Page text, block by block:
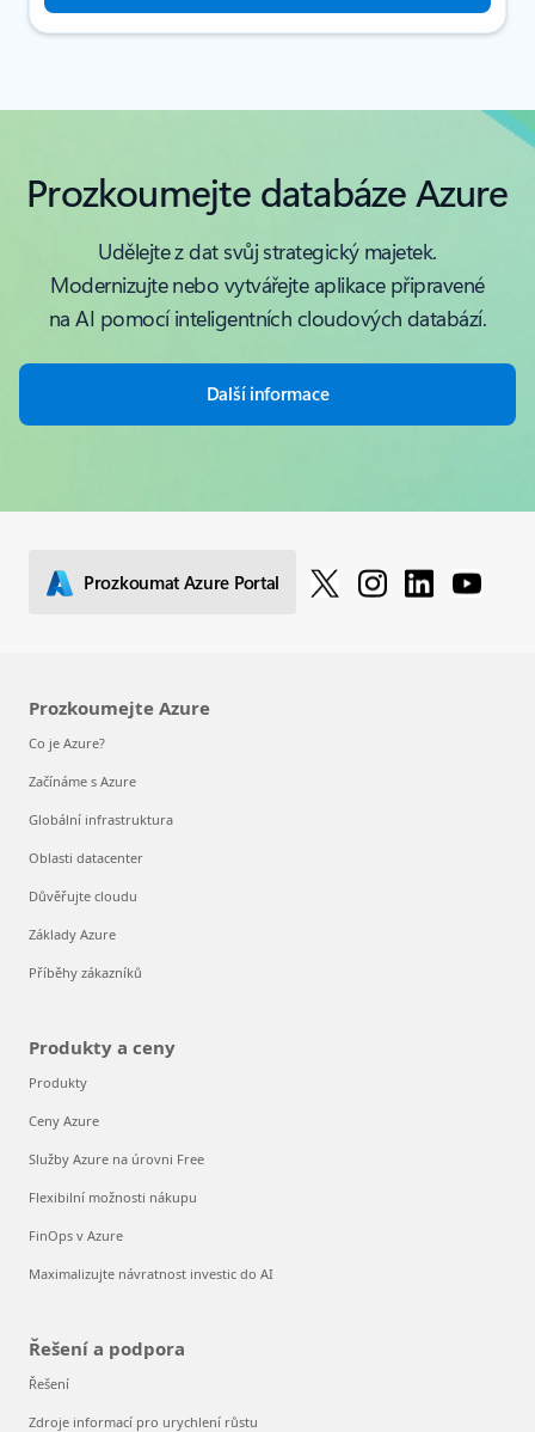
Prozkoumejte databáze Azure
Udělejte z dat svůj strategický majetek.
Modernizujte nebo vytvářejte aplikace připravené
na AI pomocí inteligentních cloudových databází.
Další informace
Prozkoumat Azure Portal
Prozkoumejte Azure
Co je Azure?
Začínáme s Azure
Globální infrastruktura
Oblasti datacenter
Důvěřujte cloudu
Základy Azure
Příběhy zákazníků
Produkty a ceny
Produkty
Ceny Azure
Služby Azure na úrovni Free
Flexibilní možnosti nákupu
FinOps v Azure
Maximalizujte návratnost investic do AI
Řešení a podpora
Řešení
Zdroje informací pro urychlení růstu